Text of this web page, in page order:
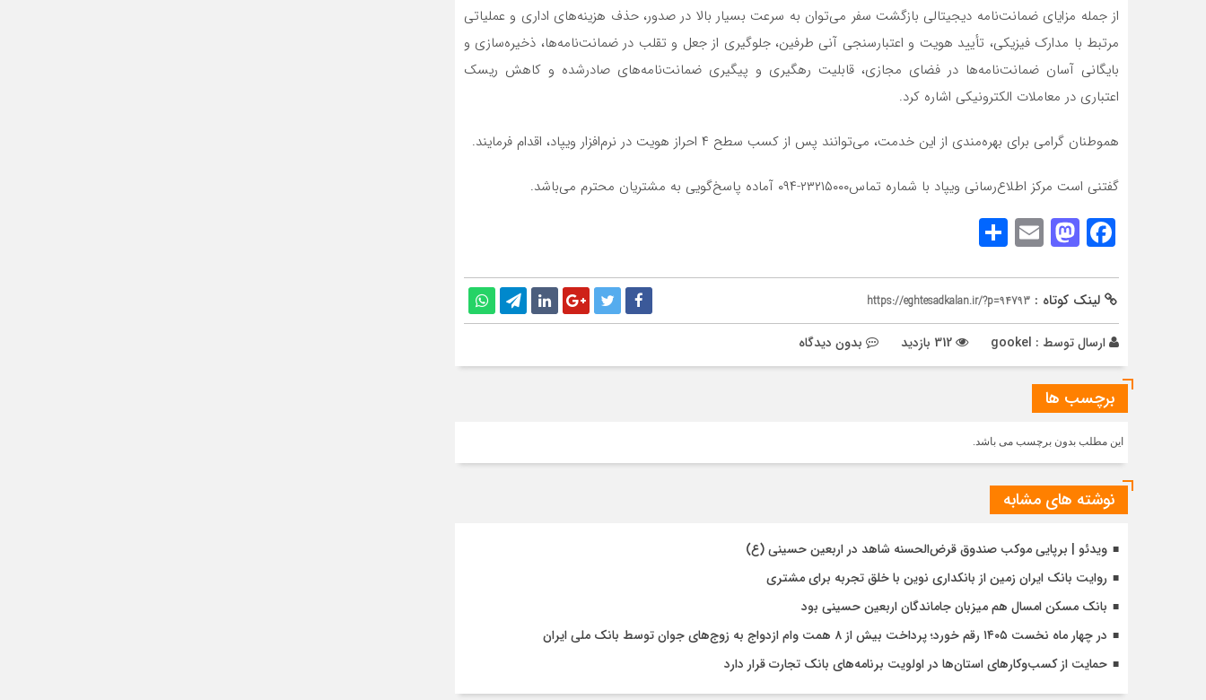
از جمله مزایای ضمانت‌نامه دیجیتالی بازگشت سفر می‌توان به سرعت بسیار بالا در صدور، حذف هزینه‌های اداری و عملیاتی
مرتبط با مدارک فیزیکی، تأیید هویت و اعتبارسنجی آنی طرفین، جلوگیری از جعل و تقلب در ضمانت‌نامه‌ها، ذخیره‌سازی و
بایگانی آسان ضمانت‌نامه‌ها در فضای مجازی، قابلیت رهگیری و پیگیری ضمانت‌نامه‌های صادرشده و کاهش ریسک
اعتباری در معاملات الکترونیکی اشاره کرد.
هموطنان گرامی برای بهره‌مندی از این خدمت، می‌توانند پس از کسب سطح ۴ احراز هویت در نرم‌افزار ویپاد، اقدام فرمایند.
گفتنی است مرکز اطلاع‌رسانی ویپاد با شماره تماس۲۳۲۱۵۰۰۰-۰۹۴ آماده پاسخ‌گویی به مشتریان محترم می‌باشد.
Facebook
Mastodon
Email
لینک کوتاه : https://eghtesadkalan.ir/?p=94793
ارسال توسط : gookel بدون دیدگاه
برچسب ها
این مطلب بدون برچسب می باشد.
نوشته های مشابه
ویدئو | برپایی موکب صندوق قرض‌الحسنه شاهد در اربعین حسینی (ع)
روایت بانک ایران زمین از بانکداری نوین با خلق تجربه برای مشتری
بانک مسکن امسال هم میزبان جاماندگان اربعین حسینی بود
در چهار ماه نخست ۱۴۰۵ رقم خورد؛ پرداخت بیش از ۸ همت وام ازدواج به زوج‌های جوان توسط بانک ملی ایران
حمایت از کسب‌وکارهای استان‌ها در اولویت برنامه‌های بانک تجارت قرار دارد